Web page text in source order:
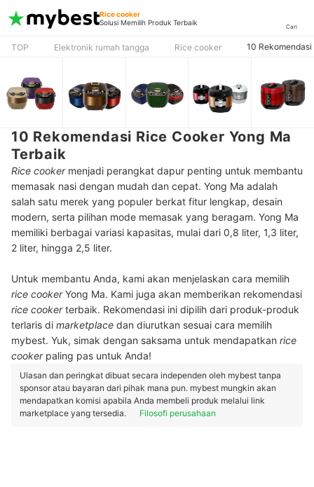
Rice cooker
Solusi Memilih Produk Terbaik
Cari
TOP Elektronik rumah tangga Rice cooker 10
10 Rekomendasi Rice Cooker Yong Ma
Terbaik
Rice cookermenjadi perangkat dapur penting untuk membantu
memasak nasi dengan mudah dan cepat. Yong Ma adalah
salah satu merek yang populer berkat fitur lengkap, desain
modern, serta pilihan mode memasak yang beragam. Yong Ma
memiliki berbagai variasi kapasitas, mulai dari 0,8 liter, 1,3 liter,
2 liter, hingga 2,5 liter.
Untuk membantu Anda, kami akan menjelaskan cara memilih
rice cookerYong Ma. Kami juga akan memberikan rekomendasi
rice cookerterbaik. Rekomendasi ini dipilih dari produk-produk
terlaris di marketplace dan diurutkan sesuai cara memilih
mybest. Yuk, simak dengan saksama untuk mendapatkan rice
cookerpaling pas untuk Anda!
Ulasan dan peringkat dibuat secara independen oleh mybest tanpa
sponsor atau bayaran dari pihak mana pun. mybest mungkin akan
mendapatkan komisi apabila Anda membeli produk melalui link
marketplace yang tersedia.
Filosofi perusahaan